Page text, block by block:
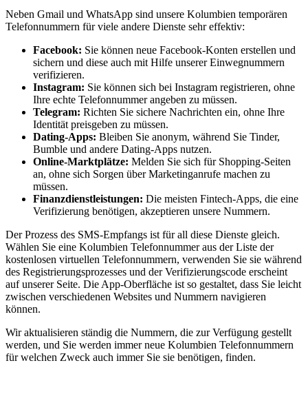
Neben Gmail und WhatsApp sind unsere Kolumbien temporären
Telefonnummern für viele andere Dienste sehr effektiv:
Facebook: Sie können neue Facebook-Konten erstellen und
sichern und diese auch mit Hilfe unserer Einwegnummern
verifizieren.
Instagram: Sie können sich bei Instagram registrieren, ohne
Ihre echte Telefonnummer angeben zu müssen.
Telegram: Richten Sie sichere Nachrichten ein, ohne Ihre
Identität preisgeben zu müssen.
Dating-Apps: Bleiben Sie anonym, während Sie Tinder,
Bumble und andere Dating-Apps nutzen.
Online-Marktplätze: Melden Sie sich für Shopping-Seiten
an, ohne sich Sorgen über Marketinganrufe machen zu
müssen.
Finanzdienstleistungen: Die meisten Fintech-Apps, die eine
Verifizierung benötigen, akzeptieren unsere Nummern.
Der Prozess des SMS-Empfangs ist für all diese Dienste gleich.
Wählen Sie eine Kolumbien Telefonnummer aus der Liste der
kostenlosen virtuellen Telefonnummern, verwenden Sie sie während
des Registrierungsprozesses und der Verifizierungscode erscheint
auf unserer Seite. Die App-Oberfläche ist so gestaltet, dass Sie leicht
zwischen verschiedenen Websites und Nummern navigieren
können.
Wir aktualisieren ständig die Nummern, die zur Verfügung gestellt
werden, und Sie werden immer neue Kolumbien Telefonnummern
für welchen Zweck auch immer Sie sie benötigen, finden.